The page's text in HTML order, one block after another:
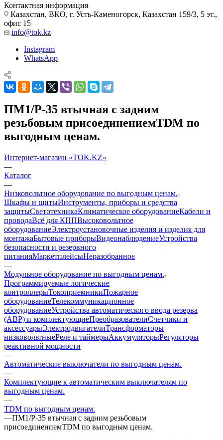
Контактная информация
Казахстан, ВКО, г. Усть-Каменогорск, Казахстан 159/3, 5 эт.,
офис 15
info@tok.kz
Instagram
WhatsApp
ПМ1/Р-35 втычная с задним
резьбовым присоединениемTDM по
выгодным ценам.
Интернет-магазин «TOK.KZ»
—
Каталог
—
Низковольтное оборудование по выгодным ценам.
Шкафы и щитыИнструменты, приборы и средства
защитыСветотехникаКлиматическое оборудованиеКабели и
проводаВсё для КППВысоковольтное
оборудованиеЭлектроустановочные изделия и изделия для
монтажаБытовые приборыВидеонаблюдениеУстройства
безопасности и резервного
питанияМаркетплейсыНеразобранное
—
Модульное оборудование по выгодным ценам.
Программируемые логические
контроллерыТокоприемникиПожарное
оборудованиеТелекоммуникационное
оборудованиеУстройства автоматического ввода резерва
(АВР) и комплектующиеПреобразователиСчетчики и
аксессуарыЭлектродвигателиТрансформаторы
низковольтныеРеле и таймерыАккумуляторыРегуляторы
реактивной мощности
—
Автоматические выключатели по выгодным ценам.
—
Комплектующие к автоматическим выключателям по
выгодным ценам.
—
TDM по выгодным ценам.
—ПМ1/Р-35 втычная с задним резьбовым
присоединениемTDM по выгодным ценам.